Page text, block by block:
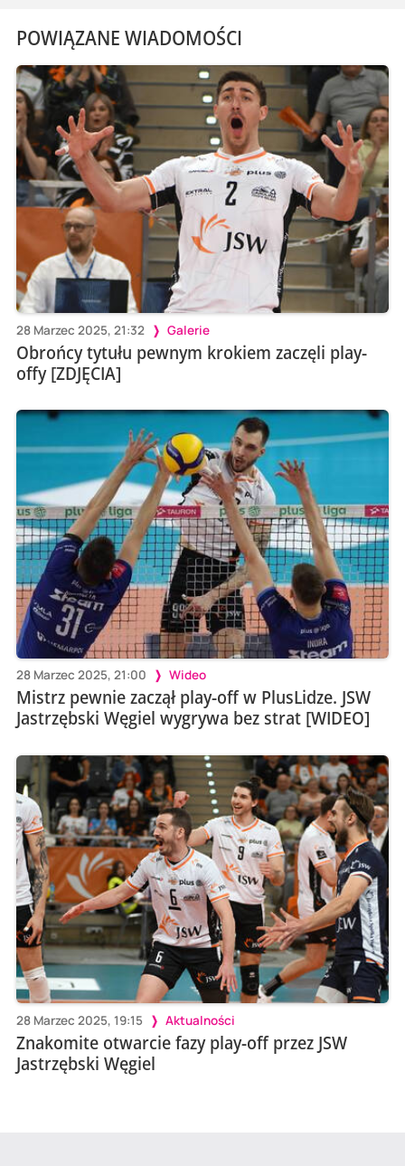
POWIĄZANE WIADOMOŚCI
28 Marzec 2025, 21:32 Galerie
Obrońcy tytułu pewnym krokiem zaczęli play-
offy [ZDJĘCIA]
28 Marzec 2025, 21:00 Wideo
Mistrz pewnie zaczął play-off w PlusLidze. JSW
Jastrzębski Węgiel wygrywa bez strat [WIDEO]
28 Marzec 2025, 19:15 Aktualności
Znakomite otwarcie fazy play-off przez JSW
Jastrzębski Węgiel